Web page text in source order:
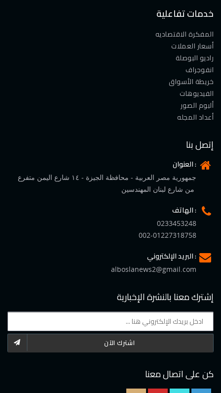
خدمات تفاعلية
المفكرة الاقتصاديه
أسعار العملات
راديو البوصلة
انفوجراف
خريطة الأسواق
الفيديوهات
ألبوم الصور
أعداد المجله
إتصل بنا
العنوان :
جمهورية مصر العربية - محافظة الجيزة - ١٤ شارع اليمن متفرع
الهاتف :
0233453248
002-01227318758
البريد الإلكتروني :
alboslanews2@gmail.com
إشترك معنا بالنشرة الإخبارية
اشترك الآن
كن على اتصال معنا